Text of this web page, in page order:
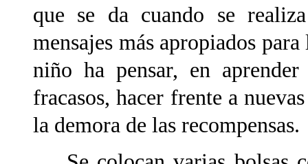
que se da cuando se
mensajes más apropiados
niño ha pensar, en
fracasos, hacer frente a
la demora de las recompensas.